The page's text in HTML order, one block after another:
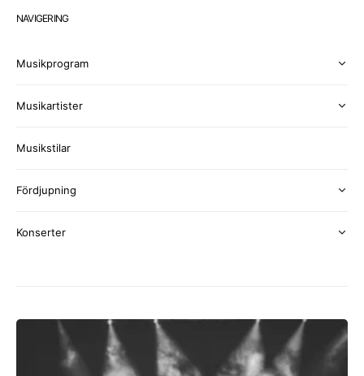
NAVIGERING
Musikprogram
Musikartister
Musikstilar
Fördjupning
Konserter